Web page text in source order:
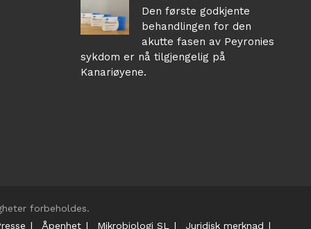
Den første godkjente
behandlingen for den
akutte fasen av Peyronies
sykdom er nå tilgjengelig på
Kanariøyene.
forbeholdes.
Åpenhet Mikrobiologi SL Juridisk merknad